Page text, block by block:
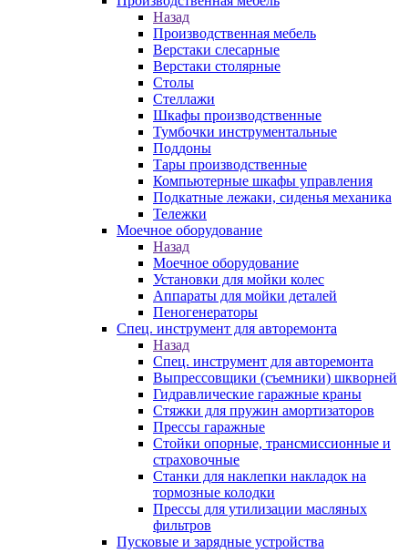
Назад
Производственная мебель
Верстаки слесарные
Верстаки столярные
Столы
Стеллажи
Шкафы производственные
Тумбочки инструментальные
Поддоны
Тары производственные
Компьютерные шкафы управления
Подкатные лежаки, сиденья механика
Тележки
Моечное оборудование
Назад
Моечное оборудование
Установки для мойки колес
Аппараты для мойки деталей
Пеногенераторы
Спец. инструмент для авторемонта
Назад
Спец. инструмент для авторемонта
Выпрессовщики (съемники) шкворней
Гидравлические гаражные краны
Стяжки для пружин амортизаторов
Прессы гаражные
Стойки опорные, трансмиссионные и
страховочные
Станки для наклепки накладок на
тормозные колодки
Прессы для утилизации масляных
фильтров
Пусковые и зарядные устройства